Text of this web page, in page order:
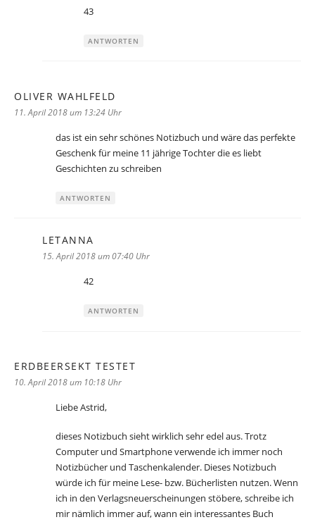
43
ANTWORTEN
OLIVER WAHLFELD
11. April 2018 um 13:24 Uhr
das ist ein sehr schönes Notizbuch und wäre das perfekte
Geschenk für meine 11 jährige Tochter die es liebt
Geschichten zu schreiben
ANTWORTEN
LETANNA
15. April 2018 um 07:40 Uhr
42
ANTWORTEN
ERDBEERSEKT TESTET
10. April 2018 um 10:18 Uhr
Liebe Astrid,
dieses Notizbuch sieht wirklich sehr edel aus. Trotz
Computer und Smartphone verwende ich immer noch
Notizbücher und Taschenkalender. Dieses Notizbuch
würde ich für meine Lese- bzw. Bücherlisten nutzen. Wenn
ich in den Verlagsneuerscheinungen stöbere, schreibe ich
mir nämlich immer auf, wann ein interessantes Buch